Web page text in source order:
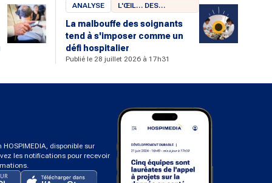
ANALYSE
L'ŒIL… DES
CHERCHEURS
La malbouffe des soignants
tend à s'imposer comme un
défi hospitalier
Publié le 28 juillet 2026 à 17h31
disponible sur
les notifications pour recevoir